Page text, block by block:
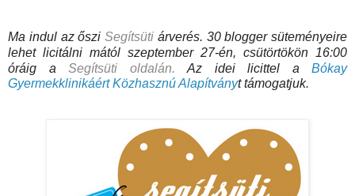
Ma indul az őszi Segítsüti árverés. 30 blogger süteményeire
lehet licitálni mától szeptember 27-én, csütörtökön 16:00
óráig a Segítsüti oldalán. Az idei licittel a Bókay
Gyermekklinikáért Közhasznú Alapítványt támogatjuk.